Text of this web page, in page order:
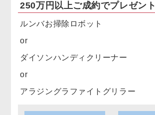
250万円以上ご成約でプレゼント
ルンバお掃除ロボット
or
ダイソンハンディクリーナー
or
アラジングラファイトグリラー